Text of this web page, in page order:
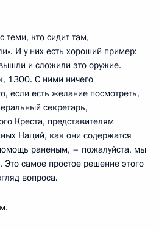
кто сидит там,
И у них есть хороший пример:
и сложили это оружие.
1300. С ними ничего
если есть желание посмотреть,
секретарь,
Креста, представителям
Наций, как они содержатся
раненым, – пожалуйста, мы
Это самое простое решение этого
вопроса.